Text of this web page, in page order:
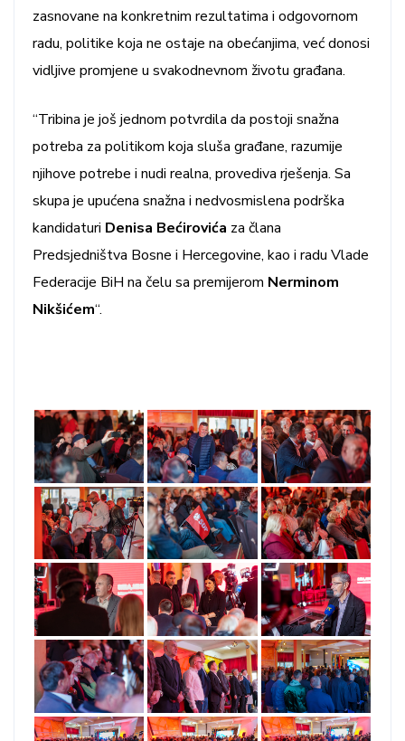
zasnovane na konkretnim rezultatima i odgovornom
radu, politike koja ne ostaje na obećanjima, već donosi
vidljive promjene u svakodnevnom životu građana.
“Tribina je još jednom potvrdila da postoji snažna
potreba za politikom koja sluša građane, razumije
njihove potrebe i nudi realna, provediva rješenja. Sa
skupa je upućena snažna i nedvosmislena podrška
kandidaturi Denisa Bećirovića za člana
Predsjedništva Bosne i Hercegovine, kao i radu Vlade
Federacije BiH na čelu sa premijerom Nerminom
Nikšićem“.